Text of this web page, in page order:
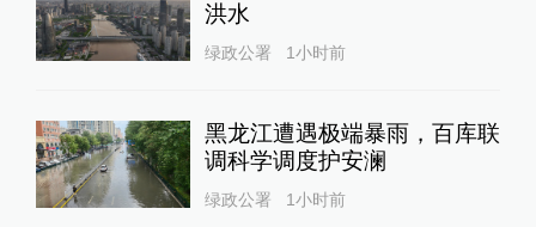
洪水
绿政公署 1小时前
黑龙江遭遇极端暴雨，百库联
调科学调度护安澜
绿政公署 1小时前